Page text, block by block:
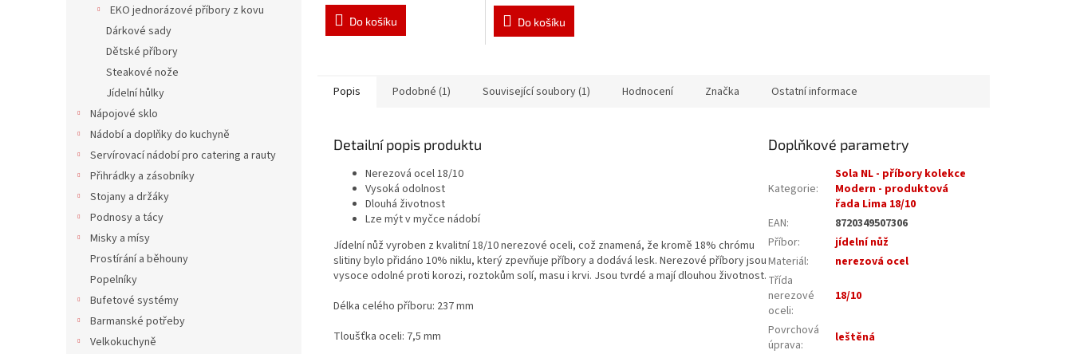
EKO jednorázové příbory z kovu
Dárkové sady
Dětské příbory
Steakové nože
Jídelní hůlky
Nápojové sklo
Nádobí a doplňky do kuchyně
Servírovací nádobí pro catering a rauty
Přihrádky a zásobníky
Stojany a držáky
Podnosy a tácy
Misky a mísy
Prostírání a běhouny
Popelníky
Bufetové systémy
Barmanské potřeby
Velkokuchyně
Do košíku Do košíku
Popis Podobné (1) Související soubory (1) Hodnocení Značka Ostatní informace
Detailní popis produktu
Nerezová ocel 18/10
Vysoká odolnost
Dlouhá životnost
Lze mýt v myčce nádobí
Jídelní nůž vyroben z kvalitní 18/10 nerezové oceli, což znamená, že kromě 18% chrómu
slitiny bylo přidáno 10% niklu, který zpevňuje příbory a dodává lesk. Nerezové příbory jsou
vysoce odolné proti korozi, roztokům solí, masu i krvi. Jsou tvrdé a mají dlouhou životnost.
Délka celého příboru: 237 mm
Tloušťka oceli: 7,5 mm
Doplňkové parametry
Kategorie:
Sola NL - příbory kolekce
Modern - produktová
řada Lima 18/10
EAN:
8720349507306
Příbor:
jídelní nůž
Materiál:
nerezová ocel
Třída
nerezové
oceli:
18/10
Povrchová
úprava:
leštěná